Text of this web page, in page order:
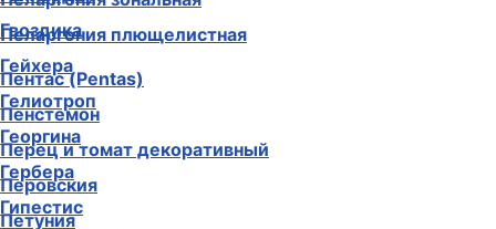
Гвоздика
Гейхера
Гелиотроп
Георгина
Гербера
Гипестис
Пеларгония плющелистная
Пентас (Pentas)
Пенстемон
Перец и томат декоративный
Перовския
Петуния